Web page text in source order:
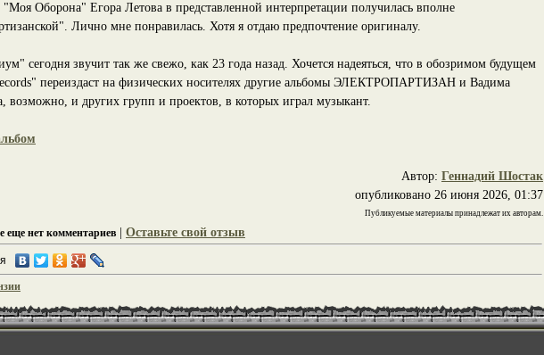
"Моя Оборона" Егора Летова в представленной интерпретации получилась вполне
Лично мне понравилась. Хотя я отдаю предпочтение оригиналу.
сегодня звучит так же свежо, как 23 года назад. Хочется надеяться, что в обозримом будущем
переиздаст на физических носителях другие альбомы ЭЛЕКТРОПАРТИЗАН и Вадима
возможно, и других групп и проектов, в которых играл музыкант.
Автор: Геннадий Шостак
опубликовано 26 июня 2026, 01:37
Публикуемые материалы принадлежат их авторам.
еще нет комментариев Оставьте свой отзыв